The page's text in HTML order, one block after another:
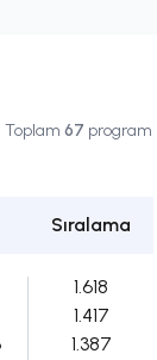
Toplam 67 program
Sıralama
1.618
1.417
1.387